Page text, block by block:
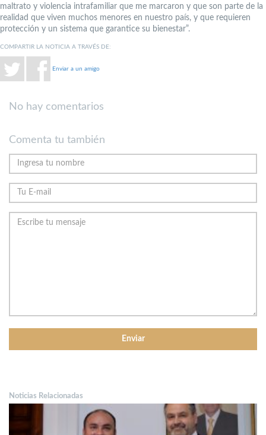
maltrato y violencia intrafamiliar que me marcaron y que son parte de la
realidad que viven muchos menores en nuestro país, y que requieren
protección y un sistema que garantice su bienestar”.
COMPARTIR LA NOTICIA A TRAVÉS DE:
Enviar a un amigo
No hay comentarios
Comenta tu también
Noticias Relacionadas